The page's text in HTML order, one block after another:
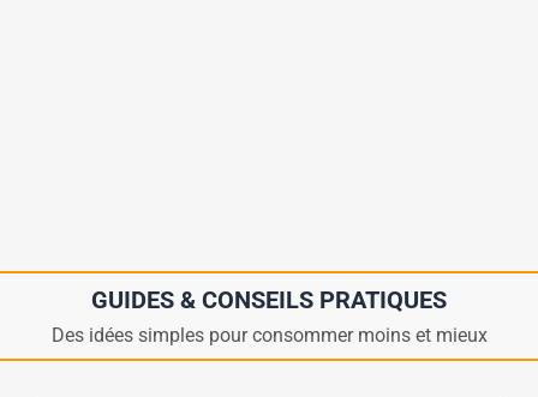
GUIDES & CONSEILS PRATIQUES
Des idées simples pour consommer moins et mieux